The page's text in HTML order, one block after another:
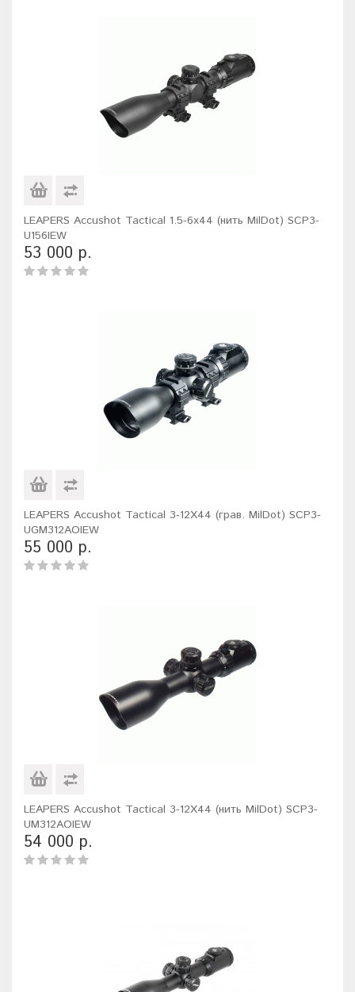
LEAPERS Accushot Tactical 1.5-6x44 (нить MilDot) SCP3-
U156IEW
53 000 р.
LEAPERS Accushot Tactical 3-12X44 (грав. MilDot) SCP3-
UGM312AOIEW
55 000 р.
LEAPERS Accushot Tactical 3-12X44 (нить MilDot) SCP3-
UM312AOIEW
54 000 р.